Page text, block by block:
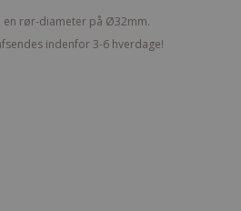
en rør-diameter på Ø32mm.
indenfor 3-6 hverdage!